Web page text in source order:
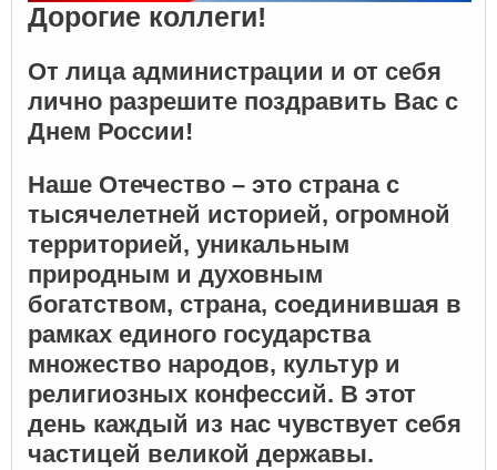
Дорогие коллеги!
От лица администрации и от себя
лично разрешите поздравить Вас с
Днем России!
Наше Отечество – это страна с
тысячелетней историей, огромной
территорией, уникальным
природным и духовным
богатством, страна, соединившая в
рамках единого государства
множество народов, культур и
религиозных конфессий. В этот
день каждый из нас чувствует себя
частицей великой державы.